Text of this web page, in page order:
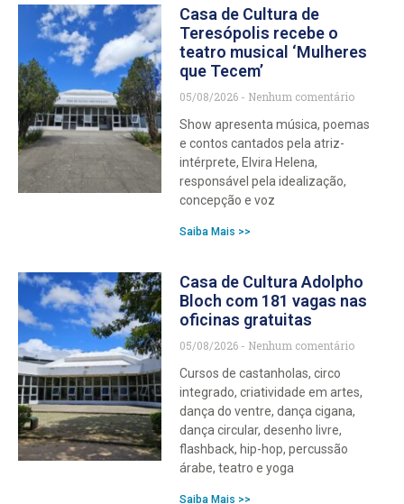
Casa de Cultura de
Teresópolis recebe o
teatro musical ‘Mulheres
que Tecem’
05/08/2026
Nenhum comentário
Show apresenta música, poemas
e contos cantados pela atriz-
intérprete, Elvira Helena,
responsável pela idealização,
concepção e voz
Saiba Mais >>
Casa de Cultura Adolpho
Bloch com 181 vagas nas
oficinas gratuitas
05/08/2026
Nenhum comentário
Cursos de castanholas, circo
integrado, criatividade em artes,
dança do ventre, dança cigana,
dança circular, desenho livre,
flashback, hip-hop, percussão
árabe, teatro e yoga
Saiba Mais >>